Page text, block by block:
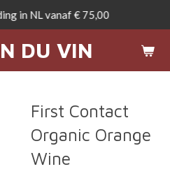
DU VIN
in NL vanaf € 75,00
First Contact
Organic Orange
Wine